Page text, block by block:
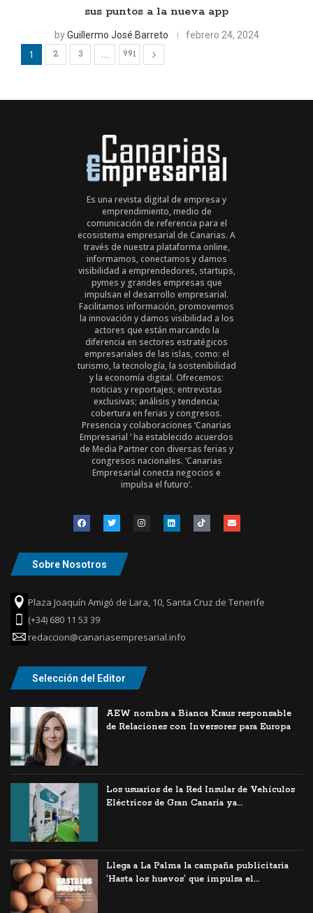
sus puntos a la nueva app
byGuillermo José Barreto febrero 24, 2024
1 2 3 … 991
Es una revista digital de empresa y
emprendimiento, medio de
comunicación de referencia para el
ecosistema empresarial de Canarias. A
través de nuestra plataforma online,
informamos, conectamos y damos
visibilidad a emprendedores, startups,
pymes y grandes empresas que
impulsan el desarrollo empresarial.
Facilitamos información, promovemos
la innovación y damos visibilidad a los
actores que están marcando la
diferencia en sectores estratégicos
empresariales de las islas, como: el
turismo, la tecnología, la sostenibilidad
y la economía digital. Ofrecemos:
noticias y reportajes; entrevistas
exclusivas; análisis y tendencia;
cobertura en ferias y congresos.
Presencia y colaboraciones ‘Canarias
Empresarial ‘ ha establecido acuerdos
de Media Partner con diversas ferias y
congresos nacionales. ‘Canarias
Empresarial conecta negocios e
impulsa el futuro’.
Sobre Nosotros
Plaza Joaquín Amigó de Lara, 10, Santa Cruz de Tenerife
(+34) 680 11 53 39
redaccion@canariasempresarial.info
Selección del Editor
AEW nombra a Bianca Kraus responsable
de Relaciones con Inversores para Europa
Los usuarios de la Red Insular de Vehículos
Eléctricos de Gran Canaria ya...
Llega a La Palma la campaña publicitaria
‘Hasta los huevos’ que impulsa el...